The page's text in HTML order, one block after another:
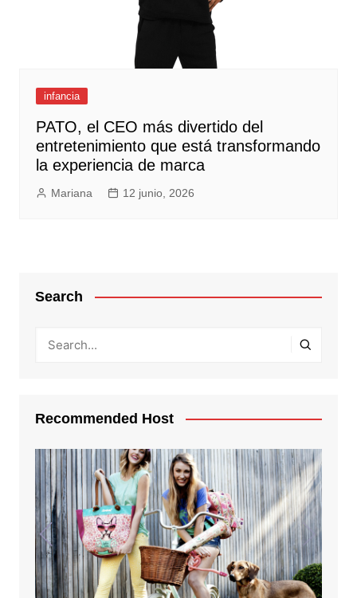
infancia
PATO, el CEO más divertido del
entretenimiento que está transformando
la experiencia de marca
Mariana 12 junio, 2026
Search
Recommended Host